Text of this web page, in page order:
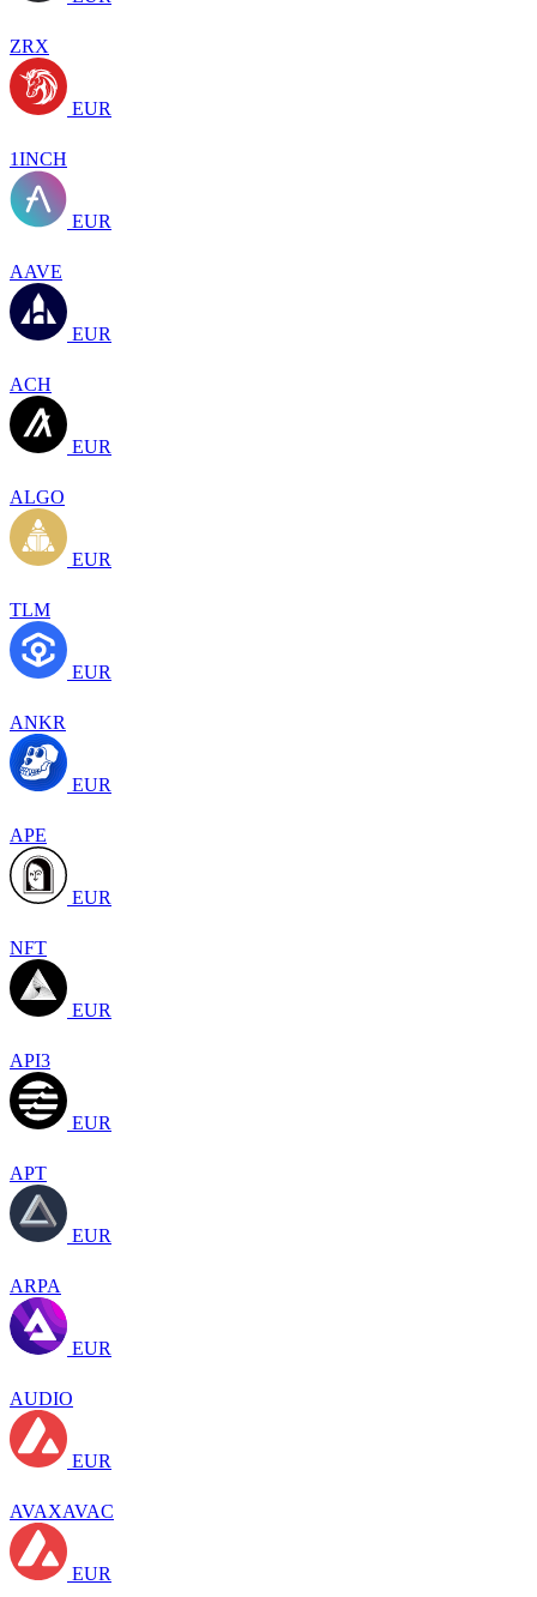
ZRX
EUR
1INCH
EUR
AAVE
EUR
ACH
EUR
ALGO
EUR
TLM
EUR
ANKR
EUR
APE
EUR
NFT
EUR
API3
EUR
APT
EUR
ARPA
EUR
AUDIO
EUR
AVAXAVAC
EUR